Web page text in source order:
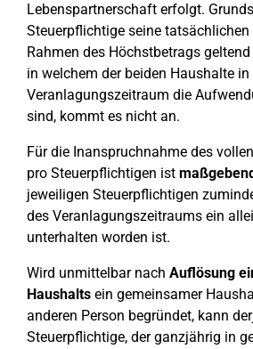
Lebenspartnerschaft erfolgt.
Steuerpflichtige seine
Rahmen des Höchstbetrags
in welchem der beiden Haushalte in
Veranlagungszeitraum die
sind, kommt es nicht an.
Für die Inanspruchnahme des
pro Steuerpflichtigen ist
jeweiligen Steuerpflichtigen
des Veranlagungszeitraums ein
unterhalten worden ist.
Wird unmittelbar nach Auflösung
Haushalts ein gemeinsamer
anderen Person begründet, kann
Steuerpflichtige, der ganzjährig in